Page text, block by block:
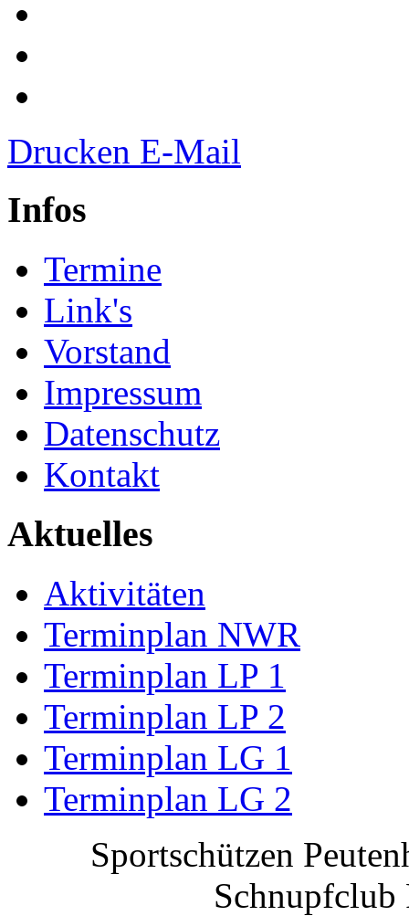
Drucken E-Mail
Infos
Termine
Link's
Vorstand
Impressum
Datenschutz
Kontakt
Aktuelles
Aktivitäten
Terminplan NWR
Terminplan LP 1
Terminplan LP 2
Terminplan LG 1
Terminplan LG 2
Sportschützen
Schnupfclub